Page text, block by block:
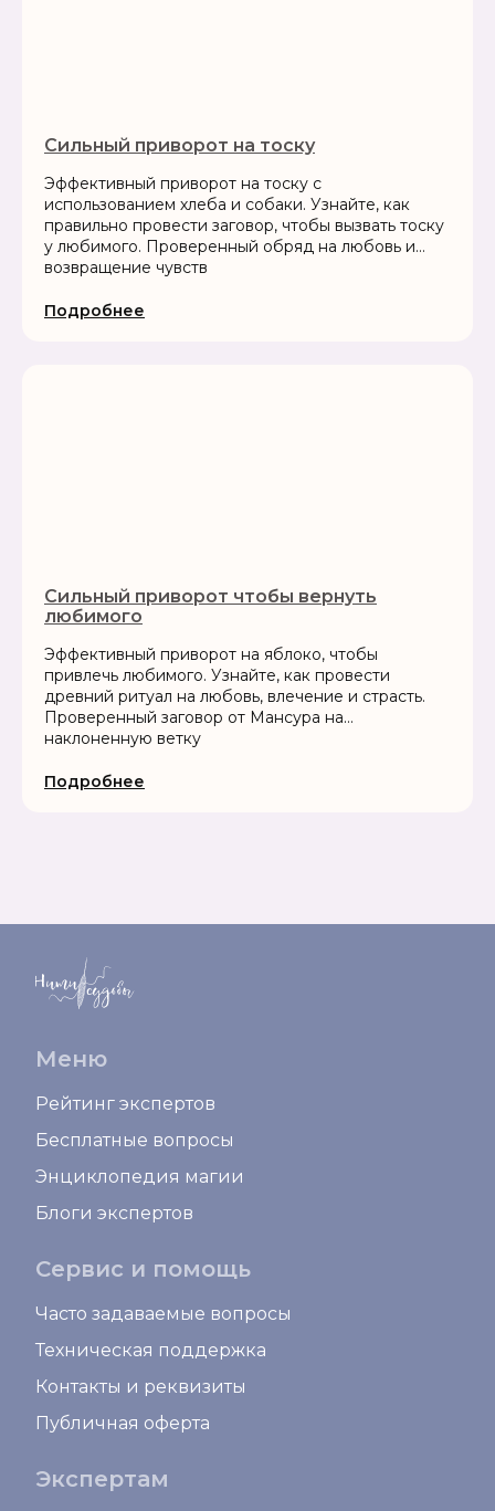
Сильный приворот на тоску
Эффективный приворот на тоску с
использованием хлеба и собаки. Узнайте, как
правильно провести заговор, чтобы вызвать тоску
у любимого. Проверенный обряд на любовь и
возвращение чувств
Подробнее
Сильный приворот чтобы вернуть
любимого
Эффективный приворот на яблоко, чтобы
привлечь любимого. Узнайте, как провести
древний ритуал на любовь, влечение и страсть.
Проверенный заговор от Мансура на
наклоненную ветку
Подробнее
Меню
Рейтинг экспертов
Бесплатные вопросы
Энциклопедия магии
Блоги экспертов
Сервис и помощь
Часто задаваемые вопросы
Техническая поддержка
Контакты и реквизиты
Публичная оферта
Экспертам